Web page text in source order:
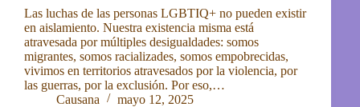
Las luchas de las personas LGBTIQ+ no pueden existir
en aislamiento. Nuestra existencia misma está
atravesada por múltiples desigualdades: somos
migrantes, somos racializades, somos empobrecidas,
vivimos en territorios atravesados por la violencia, por
las guerras, por la exclusión. Por eso,…
Causana
mayo 12, 2025